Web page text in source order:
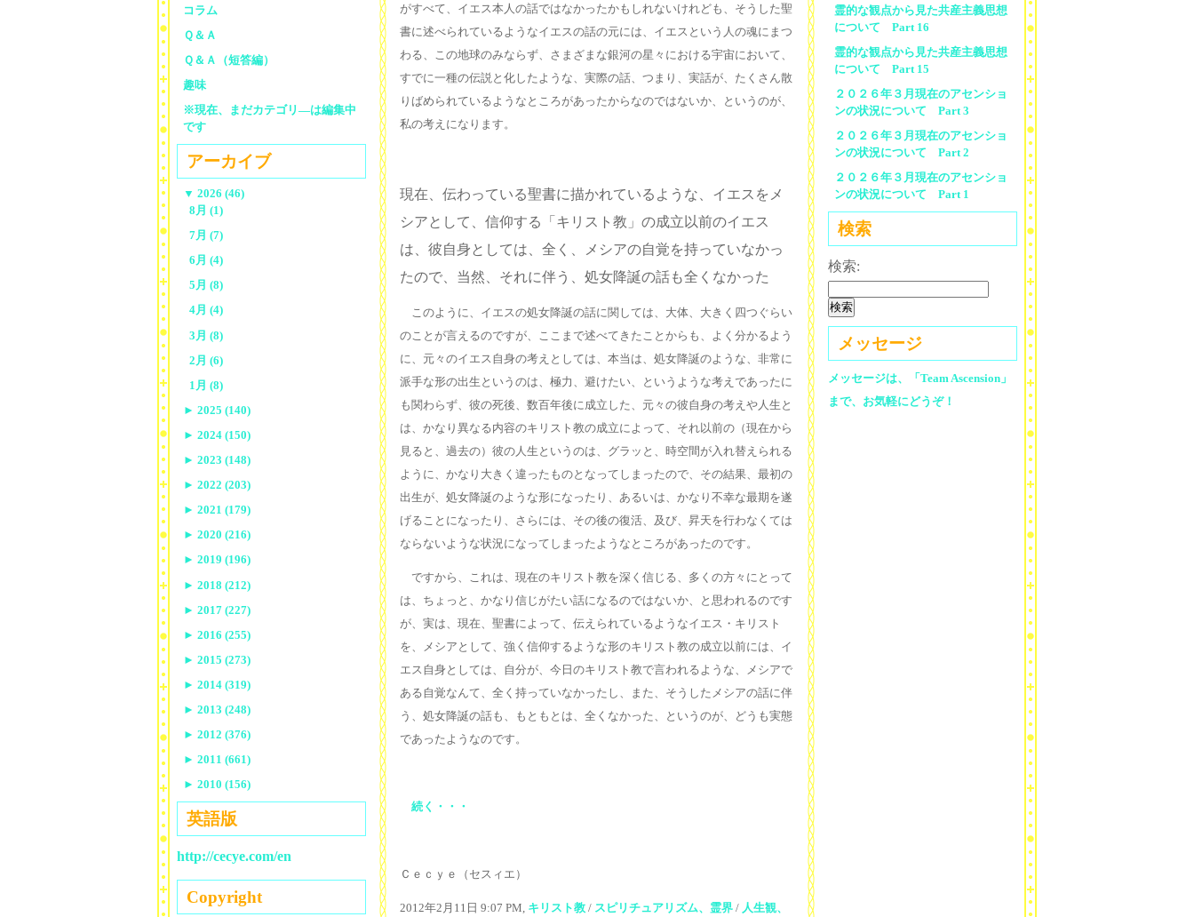
がすべて、イエス本人の話ではなかったかもしれないけれども、そうした聖
書に述べられているようなイエスの話の元には、イエスという人の魂にまつ
わる、この地球のみならず、さまざまな銀河の星々における宇宙において、
すでに一種の伝説と化したような、実際の話、つまり、実話が、たくさん散
りばめられているようなところがあったからなのではないか、というのが、
私の考えになります。
現在、伝わっている聖書に描かれているような、イエスをメ
シアとして、信仰する「キリスト教」の成立以前のイエス
は、彼自身としては、全く、メシアの自覚を持っていなかっ
たので、当然、それに伴う、処女降誕の話も全くなかった
このように、イエスの処女降誕の話に関しては、大体、大きく四つぐらい
のことが言えるのですが、ここまで述べてきたことからも、よく分かるよう
に、元々のイエス自身の考えとしては、本当は、処女降誕のような、非常に
派手な形の出生というのは、極力、避けたい、というような考えであったに
も関わらず、彼の死後、数百年後に成立した、元々の彼自身の考えや人生と
は、かなり異なる内容のキリスト教の成立によって、それ以前の（現在から
見ると、過去の）彼の人生というのは、グラッと、時空間が入れ替えられる
ように、かなり大きく違ったものとなってしまったので、その結果、最初の
出生が、処女降誕のような形になったり、あるいは、かなり不幸な最期を遂
げることになったり、さらには、その後の復活、及び、昇天を行わなくては
ならないような状況になってしまったようなところがあったのです。
ですから、これは、現在のキリスト教を深く信じる、多くの方々にとって
は、ちょっと、かなり信じがたい話になるのではないか、と思われるのです
が、実は、現在、聖書によって、伝えられているようなイエス・キリスト
を、メシアとして、強く信仰するような形のキリスト教の成立以前には、イ
エス自身としては、自分が、今日のキリスト教で言われるような、メシアで
ある自覚なんて、全く持っていなかったし、また、そうしたメシアの話に伴
う、処女降誕の話も、もともとは、全くなかった、というのが、どうも実態
であったようなのです。
続く・・・
Ｃｅｃｙｅ（セスィエ）
2012年2月11日 9:07 PM, キリスト教 / スピリチュアリズム、霊界 / 人生観、
霊的な観点から見た共産主義思想
について Part 16
霊的な観点から見た共産主義思想
について Part 15
２０２６年３月現在のアセンショ
ンの状況について Part 3
２０２６年３月現在のアセンショ
ンの状況について Part 2
２０２６年３月現在のアセンショ
ンの状況について Part 1
検索
検索:
メッセージ
メッセージは、「Team Ascension」
まで、お気軽にどうぞ！
コラム
Ｑ＆Ａ
Ｑ＆Ａ（短答編）
趣味
※現在、まだカテゴリ—は編集中
です
アーカイブ
▼ 2026 (46)
8月 (1)
7月 (7)
6月 (4)
5月 (8)
4月 (4)
3月 (8)
2月 (6)
1月 (8)
► 2025 (140)
► 2024 (150)
► 2023 (148)
► 2022 (203)
► 2021 (179)
► 2020 (216)
► 2019 (196)
► 2018 (212)
► 2017 (227)
► 2016 (255)
► 2015 (273)
► 2014 (319)
► 2013 (248)
► 2012 (376)
► 2011 (661)
► 2010 (156)
英語版
http://cecye.com/en
Copyright